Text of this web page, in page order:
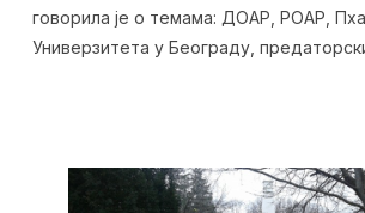
говорила је о темама: ДОАР, РОАР,
Универзитета у Београду,